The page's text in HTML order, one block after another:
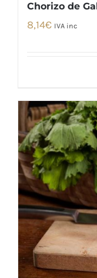
Chorizo de
8,14€ IVA inc